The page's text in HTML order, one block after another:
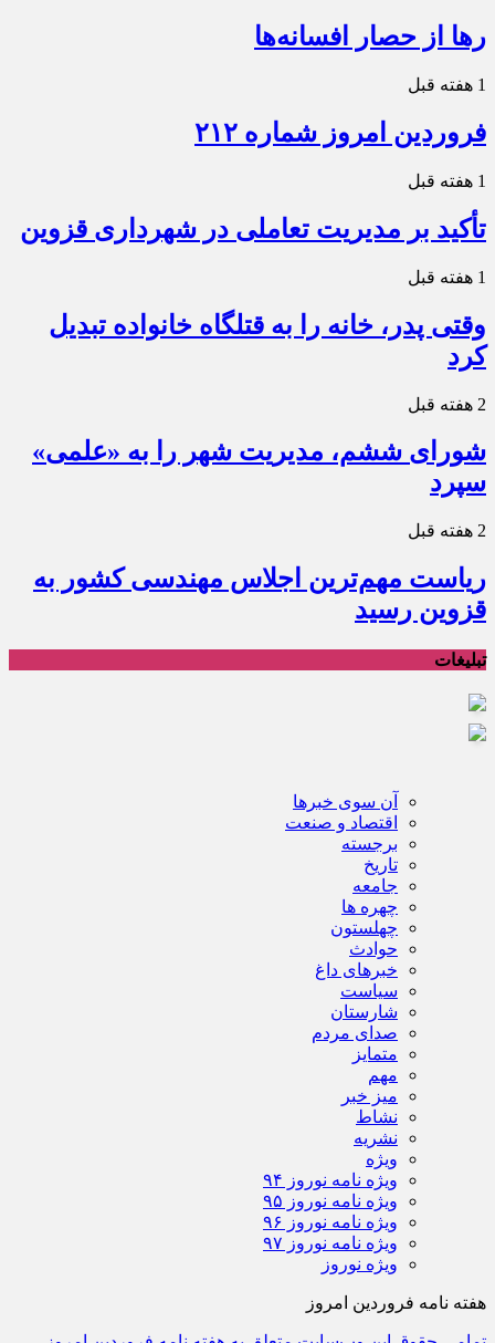
رها از حصار افسانه‌ها
1 هفته قبل
فروردین امروز شماره ۲۱۲
1 هفته قبل
تأکید بر مدیریت تعاملی در شهرداری قزوین
1 هفته قبل
وقتی پدر، خانه را به قتلگاه خانواده تبدیل
کرد
2 هفته قبل
شورای ششم، مدیریت شهر را به «علمی»
سپرد
2 هفته قبل
ریاست مهم‌ترین اجلاس مهندسی کشور به
قزوین رسید
تبلیغات
آن سوی خبرها
اقتصاد و صنعت
برجسته
تاریخ
جامعه
چهره ها
چهلستون
حوادث
خبرهای داغ
سیاست
شارستان
صدای مردم
متمایز
مهم
میز خبر
نشاط
نشریه
ویژه
ویژه نامه نوروز ۹۴
ویژه نامه نوروز ۹۵
ویژه نامه نوروز ۹۶
ویژه نامه نوروز ۹۷
ویژه نوروز
هفته نامه فروردین امروز